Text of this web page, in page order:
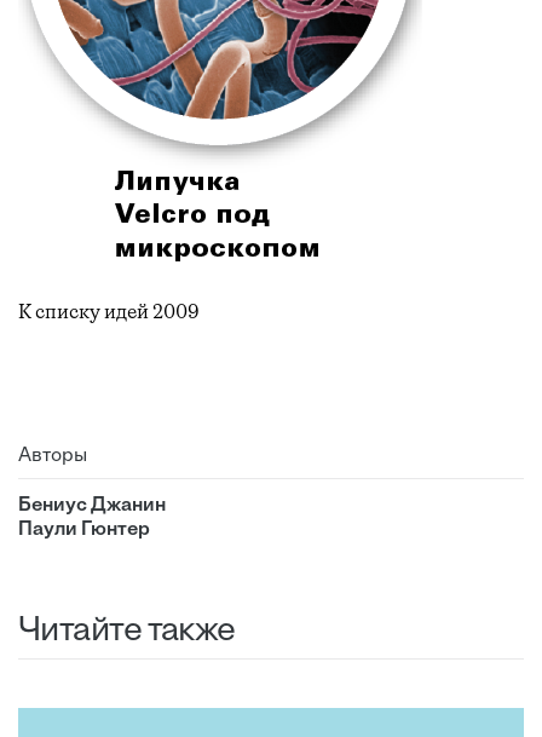
К списку идей 2009
Авторы
Бениус Джанин
Паули Гюнтер
Читайте также